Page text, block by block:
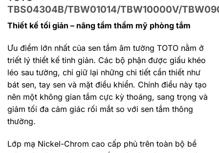
TBS04304B/TBW01014/TBW10000V/
Thiết kế tối giản – nâng tầm thẩm mỹ phòng tắm
Ưu điểm lớn nhất của sen tắm âm tường TOTO nằm ở
triết lý thiết kế tinh giản. Các bộ phận được giấu khéo
léo sau tường, chỉ giữ lại những chi tiết cần thiết như
bát sen, tay sen và mặt điều khiển. Chính điều này tạo
nên một không gian tắm cực kỳ thoáng, sang trọng và
giảm tối đa cảm giác rối mắt so với sen tắm thông
thường.
Lớp mạ Nickel-Chrom cao cấp phủ trên toàn bộ bề